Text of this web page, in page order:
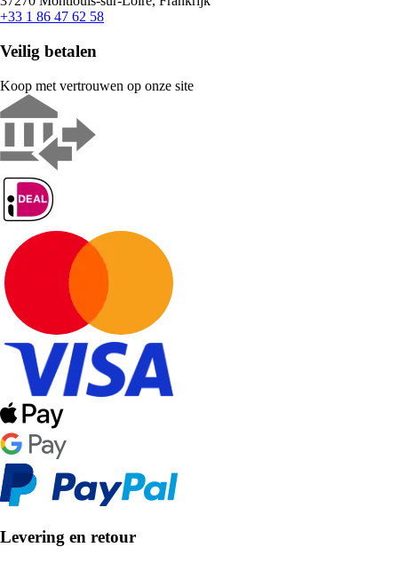
+33 1 86 47 62 58
Veilig betalen
Koop met vertrouwen op onze site
Levering en retour